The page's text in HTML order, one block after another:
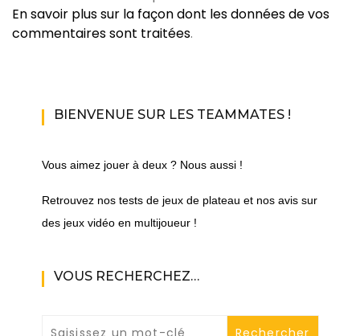
En savoir plus sur la façon dont les données de vos
commentaires sont traitées.
BIENVENUE SUR LES TEAMMATES !
Vous aimez jouer à deux ? Nous aussi !
Retrouvez nos tests de jeux de plateau et nos avis sur
des jeux vidéo en multijoueur !
VOUS RECHERCHEZ…